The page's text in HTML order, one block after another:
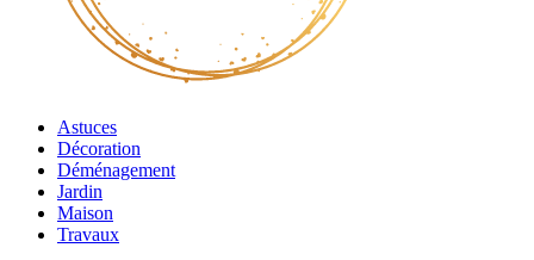
Astuces
Décoration
Déménagement
Jardin
Maison
Travaux